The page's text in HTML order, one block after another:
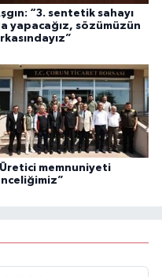
“3. sentetik sahayı
yapacağız, sözümüzün
memnuniyeti